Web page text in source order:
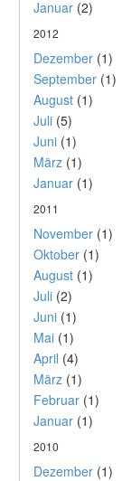
Januar (2)
2012
Dezember (1)
September (1)
August (1)
Juli (5)
Juni (1)
März (1)
Januar (1)
2011
November (1)
Oktober (1)
August (1)
Juli (2)
Juni (1)
Mai (1)
April (4)
März (1)
Februar (1)
Januar (1)
2010
Dezember (1)